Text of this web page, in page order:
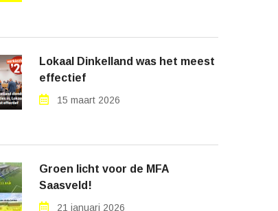
Lokaal Dinkelland was het meest
effectief
15 maart 2026
Groen licht voor de MFA
Saasveld!
21 januari 2026